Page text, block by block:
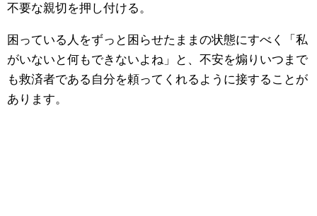
不要な親切を押し付ける。
困っている人をずっと困らせたままの状態にすべく「私
がいないと何もできないよね」と、不安を煽りいつまで
も救済者である自分を頼ってくれるように接することが
あります。